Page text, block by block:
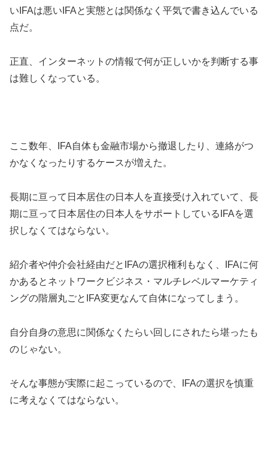
いIFAは悪いIFAと実態とは関係なく平気で書き込んでいる
点だ。
正直、インターネットの情報で何が正しいかを判断する事
は難しくなっている。
ここ数年、IFA自体も金融市場から撤退したり、連絡がつ
かなくなったりするケースが増えた。
長期に亘って日本居住の日本人を直接受け入れていて、長
期に亘って日本居住の日本人をサポートしているIFAを選
択しなくてはならない。
紹介者や仲介会社経由だとIFAの選択権利もなく、IFAに何
かあるとネットワークビジネス・マルチレベルマーケティ
ングの階層丸ごとIFA変更なんて自体になってしまう。
自分自身の意思に関係なくたらい回しにされたら堪ったも
のじゃない。
そんな事態が実際に起こっているので、IFAの選択を慎重
に考えなくてはならない。